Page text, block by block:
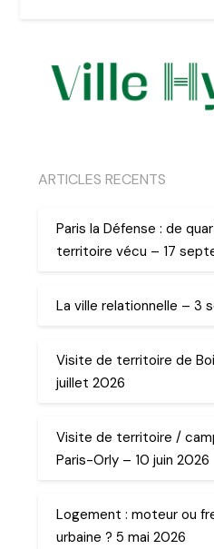
ARTICLES RECENTS
Paris la Défense : de
territoire vécu – 17
La ville relationnelle – 3
Visite de territoire de
juillet 2026
Visite de territoire /
Paris-Orly – 10 juin 2026
Logement : moteur ou
urbaine ? 5 mai 2026